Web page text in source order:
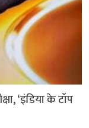
‘इंडिया के टॉप